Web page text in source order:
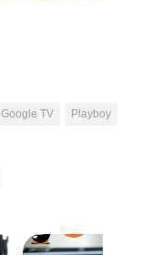
Google TV Playboy